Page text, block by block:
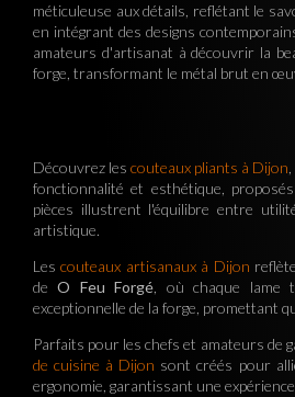
méticuleuse aux détails, reflétant le
en intégrant des designs
amateurs d'artisanat à découvrir la
forge, transformant le métal brut en
Découvrez les couteaux pliants à Dijon
fonctionnalité et esthétique,
pièces illustrent l'équilibre entre
artistique.
Lescouteaux artisanaux à Dijon
deO Feu Forgé , où chaque lame
exceptionnelle de la forge, promettant
Parfaits pour les chefs et amateurs de
de cuisine à Dijon sont créés pour
ergonomie, garantissant une